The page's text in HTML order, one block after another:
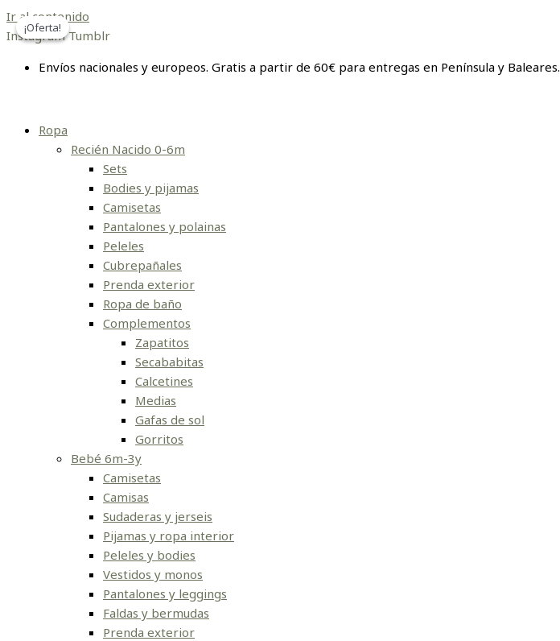
Ir al contenido
Instagram Tumblr
Envíos nacionales y europeos. Gratis a partir de 60€ para entregas en Península y Baleares.
Ropa
Recién Nacido 0-6m
Sets
Bodies y pijamas
Camisetas
Pantalones y polainas
Peleles
Cubrepañales
Prenda exterior
Ropa de baño
Complementos
Zapatitos
Secababitas
Calcetines
Medias
Gafas de sol
Gorritos
Bebé 6m-3y
Camisetas
Camisas
Sudaderas y jerseis
Pijamas y ropa interior
Peleles y bodies
Vestidos y monos
Pantalones y leggings
Faldas y bermudas
Prenda exterior
¡Oferta!
¡Oferta!